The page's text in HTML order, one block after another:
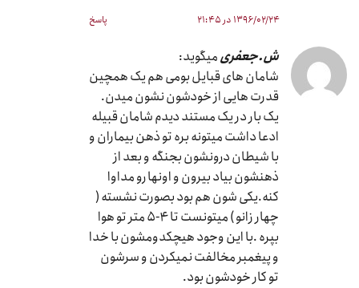
۱۳۹۶/۰۲/۲۴ در ۲۱:۴۵ پاسخ
ش.جعفریمیگوید:
شامان های قبایل بومی هم یک همچین
قدرت هایی از خودشون نشون میدن.
یک بار در یک مستند دیدم شامان قبیله
ادعا داشت میتونه بره تو ذهن بیماران و
با شیطان درونشون بجنگه و بعد از
ذهنشون بیاد بیرون و اونها رو مداوا
کنه.یکی شون هم بود بصورت نشسته (
چهار زانو ) میتونست تا ۴-۵ متر تو هوا
بپره .با این وجود هیچکدومشون با خدا
و پیغمبر مخالفت نمیکردن و سرشون
تو کار خودشون بود.